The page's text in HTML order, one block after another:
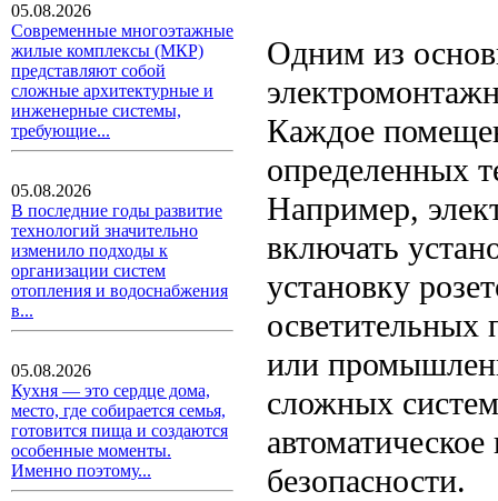
05.08.2026
Современные многоэтажные
жилые комплексы (МКР)
представляют собой
сложные архитектурные и
инженерные системы,
требующие...
05.08.2026
В последние годы развитие
технологий значительно
изменило подходы к
организации систем
отопления и водоснабжения
в...
05.08.2026
Кухня — это сердце дома,
место, где собирается семья,
готовится пища и создаются
особенные моменты.
Именно поэтому...
Одним из
Каждое
определенных
Например,
включать
установку
или
сложных
безопасности.